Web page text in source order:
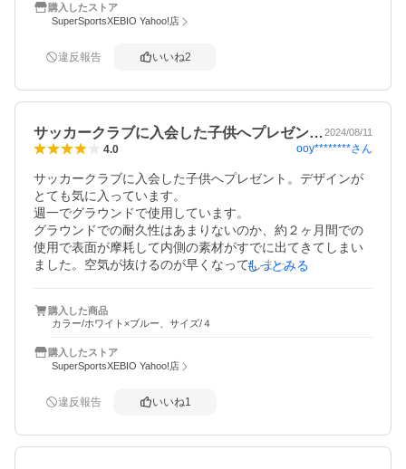
購入したストア
SuperSportsXEBIO Yahoo!店
違反報告 いいね2
サッカークラブに入会した子供へプレゼン…2024/08/11
4.0 ooy********さん
サッカークラブに入会した子供へプレゼント。デザインが
とても気に入っています。
週一でグラウンドで使用しています。
グラウンドでの耐久性はあまりないのか、約２ヶ月間での
使用で表面が摩耗して内側の素材がすでに出てきてしまい
ました。空気が抜けるのが早くなってしまったように感じ
もっとみる
購入した商品
カラー/ホワイト×ブルー、サイズ/４
購入したストア
SuperSportsXEBIO Yahoo!店
違反報告 いいね1